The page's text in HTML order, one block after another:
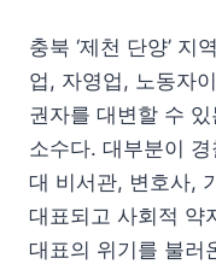
충북 ‘제천 단양’ 지
업, 자영업, 노동자
권자를 대변할 수
소수다. 대부분이
대 비서관, 변호사,
대표되고 사회적 약
대표의 위기를 불러